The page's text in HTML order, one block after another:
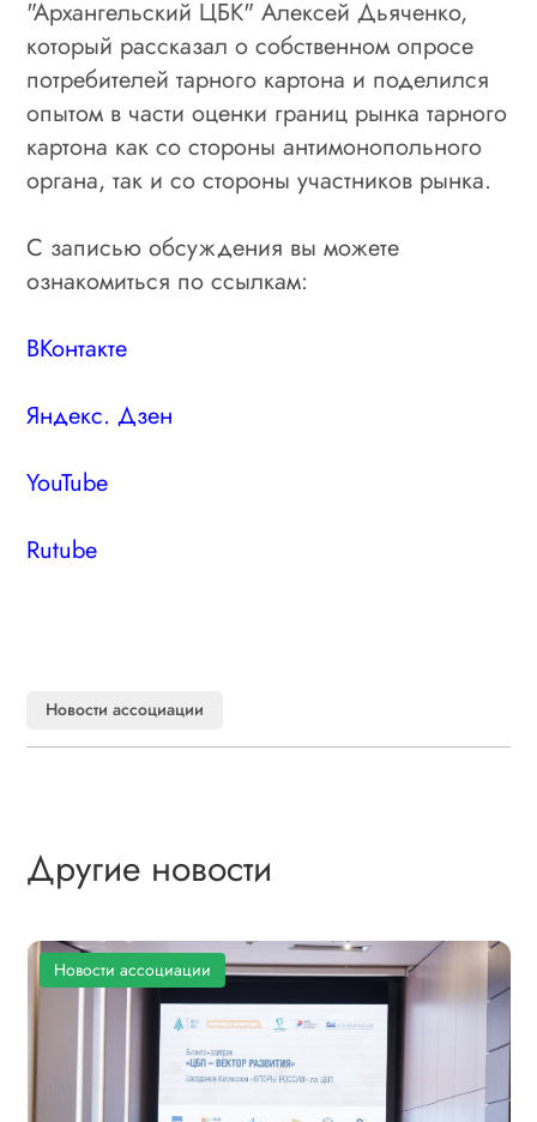
"Архангельский ЦБК" Алексей Дьяченко,
который рассказал о собственном опросе
потребителей тарного картона и поделился
опытом в части оценки границ рынка тарного
картона как со стороны антимонопольного
органа, так и со стороны участников рынка.
С записью обсуждения вы можете
ознакомиться по ссылкам:
ВКонтакте
Яндекс. Дзен
YouTube
Rutube
Новости ассоциации
Другие новости
Новости ассоциации